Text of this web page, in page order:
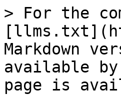
> For the
Markdown
available
page is